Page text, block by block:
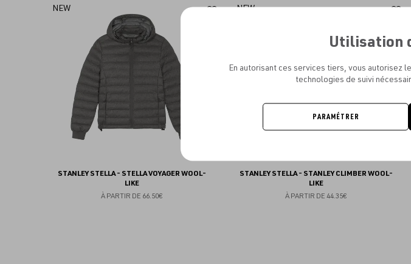
NEW
STANLEY STELLA - STELLA VOYAGER WOOL-
LIKE
À PARTIR DE 66.50€
Ajouter
NEW
STANLEY STELLA - STANLEY CLIMBER WOOL-
LIKE
À PARTIR DE 44.35€
Utilisation
En autorisant ces services tiers, vous autorisez
technologies de suivi
PARAMÉTRER